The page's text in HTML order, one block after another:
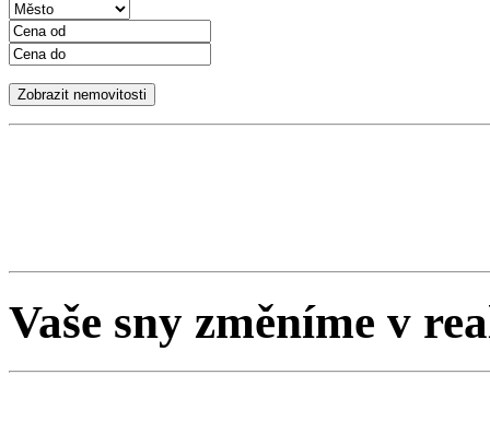
Vaše sny změníme v